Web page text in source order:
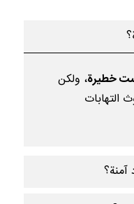
خطيرة، ولكن